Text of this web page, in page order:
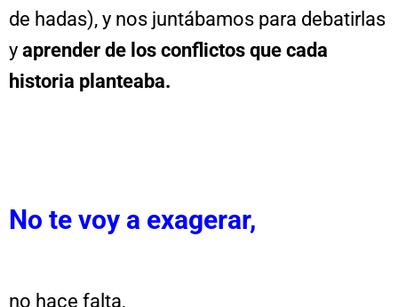
de hadas), y nos juntábamos para debatirlas
y aprender de los conflictos que cada
historia planteaba.
No te voy a exagerar,
no hace falta,